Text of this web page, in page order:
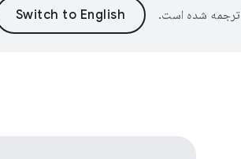
ترجمه شده است.